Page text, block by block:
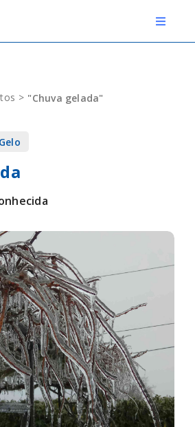
Toggle
Login
"Chuva gelada"